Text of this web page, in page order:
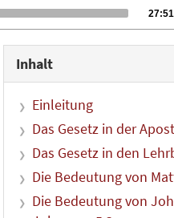
Total
27:51
Inhalt
Einleitung
Das Gesetz in der
Das Gesetz in den
Die Bedeutung von
Die Bedeutung von